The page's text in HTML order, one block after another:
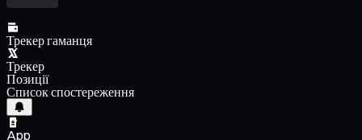
Трекер гаманця
Трекер
Позиції
Список спостереження
App